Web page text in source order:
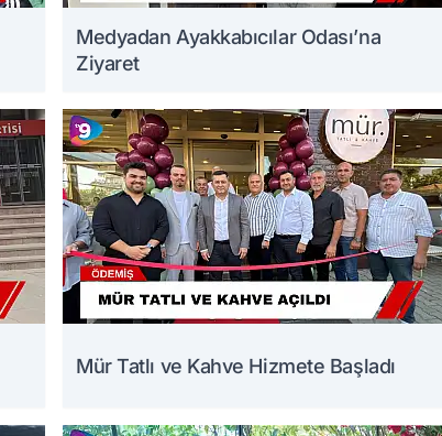
Medyadan Ayakkabıcılar Odası’na
Ziyaret
Mür Tatlı ve Kahve Hizmete Başladı